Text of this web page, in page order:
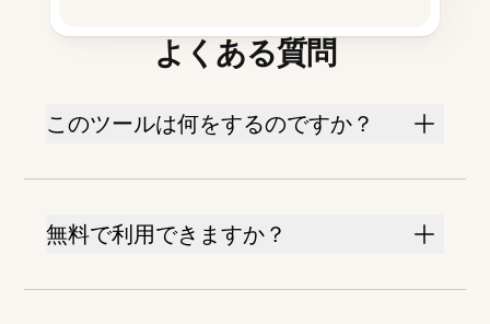
よくある質問
このツールは何をするのですか？
無料で利用できますか？